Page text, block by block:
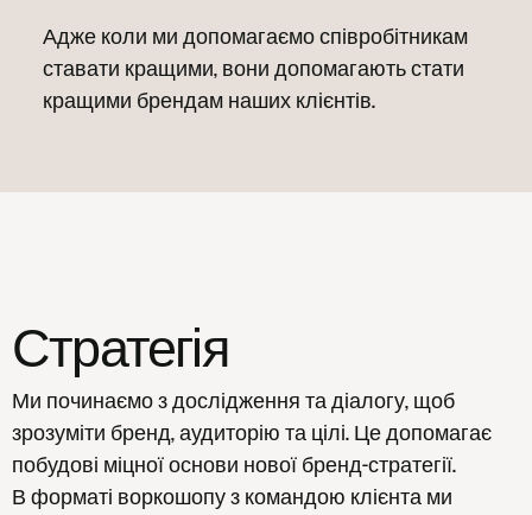
Адже коли ми допомагаємо співробітникам
ставати кращими, вони допомагають стати
кращими брендам наших клієнтів.
Стратегія
Ми починаємо з дослідження та діалогу, щоб
зрозуміти бренд, аудиторію та цілі. Це допомагає
побудові міцної основи нової бренд-стратегії.
В форматі воркошопу з командою клієнта ми